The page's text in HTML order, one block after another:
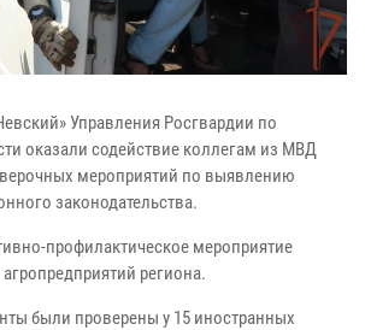
Управления Росгвардии по
оказали содействие коллегам из МВД
мероприятий по выявлению
законодательства.
профилактическое мероприятие
региона.
были проверены у 15 иностранных